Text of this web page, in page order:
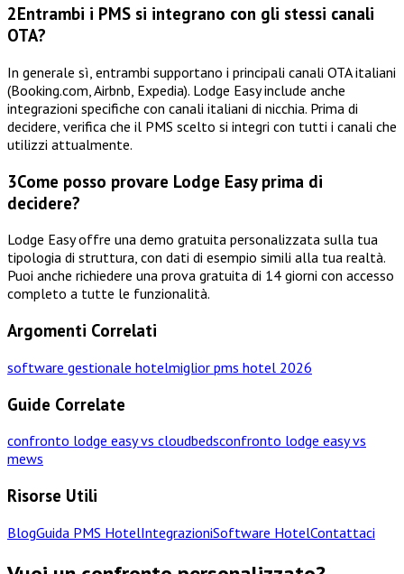
2Entrambi i PMS si integrano con gli stessi canali
OTA?
In generale sì, entrambi supportano i principali canali OTA italiani
(Booking.com, Airbnb, Expedia). Lodge Easy include anche
integrazioni specifiche con canali italiani di nicchia. Prima di
decidere, verifica che il PMS scelto si integri con tutti i canali che
utilizzi attualmente.
3Come posso provare Lodge Easy prima di
decidere?
Lodge Easy offre una demo gratuita personalizzata sulla tua
tipologia di struttura, con dati di esempio simili alla tua realtà.
Puoi anche richiedere una prova gratuita di 14 giorni con accesso
completo a tutte le funzionalità.
Argomenti Correlati
software gestionale hotelmiglior pms hotel 2026
Guide Correlate
confronto lodge easy vs cloudbedsconfronto lodge easy vs
mews
Risorse Utili
BlogGuida PMS HotelIntegrazioniSoftware HotelContattaci